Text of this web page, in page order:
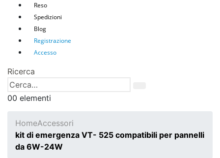
Reso
Spedizioni
Blog
Registrazione
Accesso
Ricerca
00 elementi
HomeAccessori
kit di emergenza VT- 525 compatibili per pannelli
da 6W-24W